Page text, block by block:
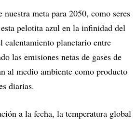
meta para 2050, como seres
pelotita azul en la infinidad del
calentamiento planetario entre
las emisiones netas de gases de
al medio ambiente como producto
diarias.
a la fecha, la temperatura global